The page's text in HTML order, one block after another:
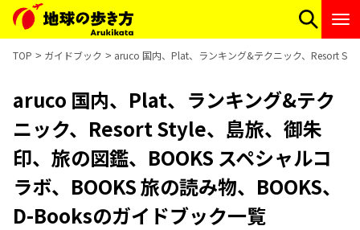
TOP ガイドブック aruco 国内、Plat、ランキング&テクニック、Resort
aruco 国内、Plat、ランキング&テク
ニック、Resort Style、島旅、御朱
印、旅の図鑑、BOOKS スペシャルコ
ラボ、BOOKS 旅の読み物、BOOKS、
D-Booksのガイドブック一覧